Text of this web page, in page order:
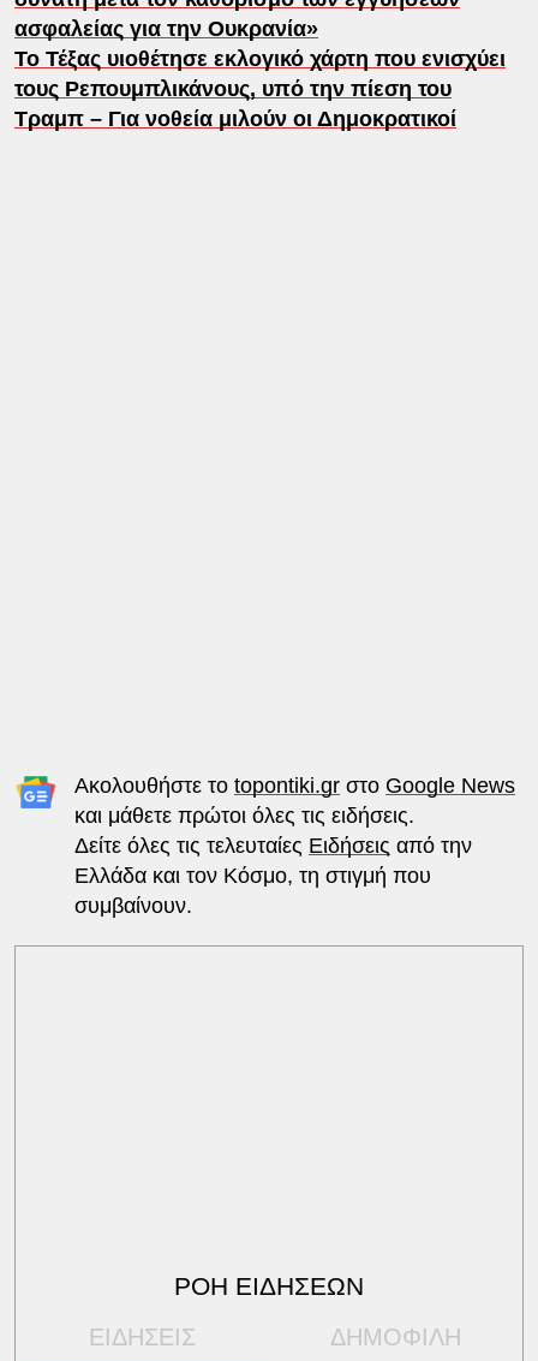
ασφαλείας για την Ουκρανία»
Το Τέξας υιοθέτησε εκλογικό χάρτη που ενισχύει
τους Ρεπουμπλικάνους, υπό την πίεση του
Τραμπ – Για νοθεία μιλούν οι Δημοκρατικοί
Ακολουθήστε το topontiki.grστο Google News
και μάθετε πρώτοι όλες τις ειδήσεις.
Δείτε όλες τις τελευταίες Ειδήσεις από την
Ελλάδα και τον Κόσμο, τη στιγμή που
συμβαίνουν.
ΡΟΗ ΕΙΔΗΣΕΩΝ
ΕΙΔΗΣΕΙΣ ΔΗΜΟΦΙΛΗ